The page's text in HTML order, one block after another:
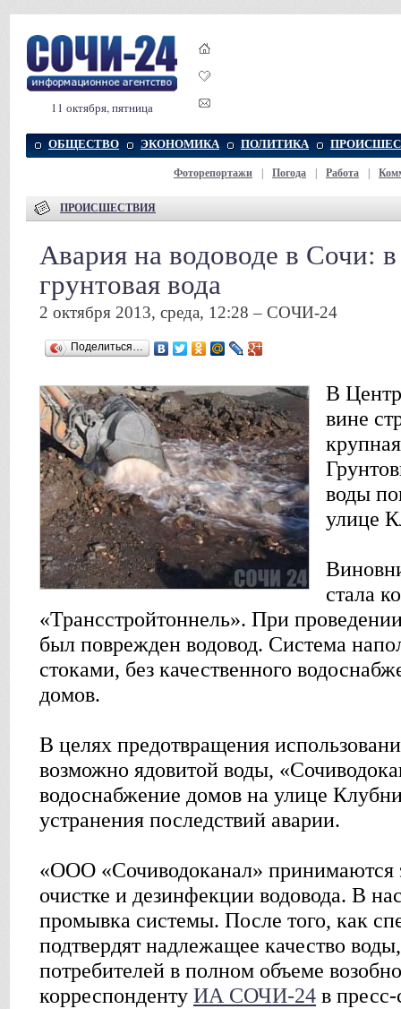
11 октября, пятница
ОБЩЕСТВО ЭКОНОМИКА ПОЛИТИКА
Фоторепортажи Погода Работа
ПРОИСШЕСТВИЯ
Авария на водоводе в Сочи:
грунтовая вода
2 октября 2013, среда, 12:28 – СОЧИ-24
Поделиться…
В
вине
воды
улице
стала
«Трансстройтоннель». При
был поврежден водовод. Система
стоками, без качественного
домов.
В целях предотвращения
возможно ядовитой воды,
водоснабжение домов на улице
устранения последствий аварии.
«ООО «Сочиводоканал» принимаются
очистке и дезинфекции водовода. В
промывка системы. После того, как
подтвердят надлежащее качество
потребителей в полном объеме
корреспонденту ИА СОЧИ-24 в